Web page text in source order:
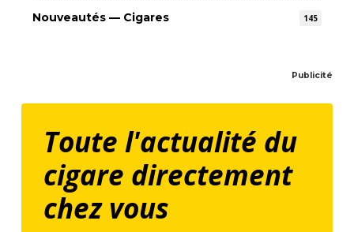
Nouveautés — Cigares 145
Publicité
Toute l'actualité du
cigare directement
chez vous